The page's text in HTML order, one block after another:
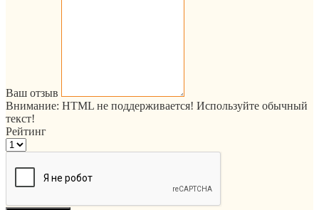
Ваш отзыв
Внимание: HTML не поддерживается! Используйте обычный
текст!
Рейтинг